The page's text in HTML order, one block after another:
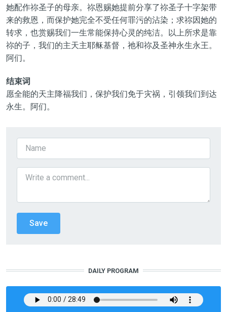
她配作祢圣子的母亲。祢恩赐她提前分享了祢圣子十字架带
来的救恩，而保护她完全不受任何罪污的沾染；求祢因她的
转求，也赏赐我们一生常能保持心灵的纯洁。以上所求是靠
祢的子，我们的主天主耶稣基督，祂和祢及圣神永生永王。
阿们。
结束词
愿全能的天主降福我们，保护我们免于灾祸，引领我们到达
永生。阿们。
DAILY PROGRAM